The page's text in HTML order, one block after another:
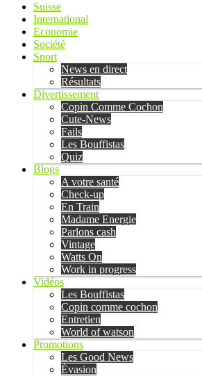
Suisse
International
Economie
Société
Sport
News en direct
Résultats
Divertissement
Copin Comme Cochon
Cute-News
Fails
Les Bouffistas
Quiz
Blogs
A votre santé
Check-up
En Train
Madame Energie
Parlons cash
Vintage
Watts On
Work in progress
Vidéos
Les Bouffistas
Copin comme cochon
Entretien
World of watson
Promotions
Les Good News
Évasion